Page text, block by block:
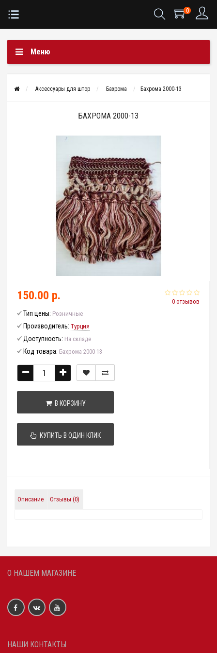
0
Меню
Аксессуары для штор Бахрома Бахрома 2000-13
БАХРОМА 2000-13
0 отзывов
150.00 р.
Тип цены: Розничные
Производитель: Турция
Доступность: На складе
Код товара: Бахрома 2000-13
В КОРЗИНУ
КУПИТЬ В ОДИН КЛИК
Описание Отзывы (0)
О НАШЕМ МАГАЗИНЕ
НАШИ КОНТАКТЫ